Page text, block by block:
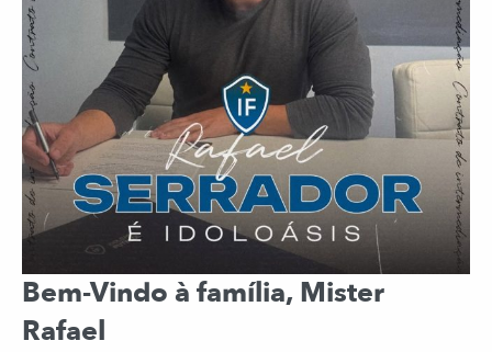
Bem-Vindo à família, Mister
Rafael